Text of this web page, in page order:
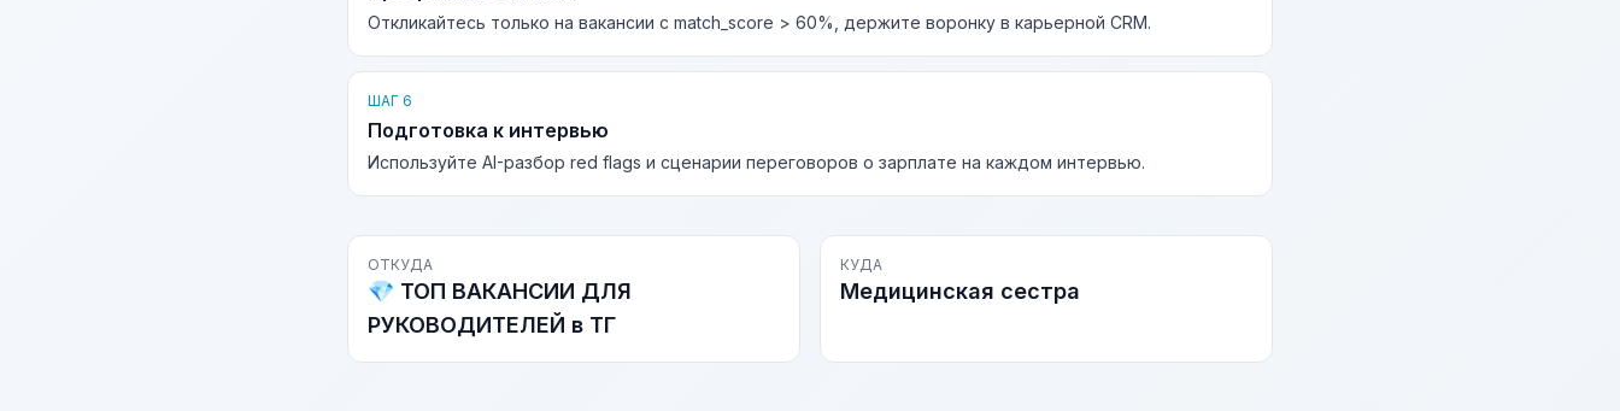
Откликайтесь только на вакансии с match_score > 60%, держите воронку в карьерной CRM.
ШАГ 6
Подготовка к интервью
Используйте AI-разбор red flags и сценарии переговоров о зарплате на каждом интервью.
ОТКУДА
💎 ТОП ВАКАНСИИ ДЛЯ
РУКОВОДИТЕЛЕЙ в ТГ
КУДА
Медицинская сестра